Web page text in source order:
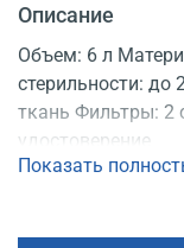
Описание
Объем: 6 л
стерильности: до
ткань Фильтры: 2
удостоверение
Показать